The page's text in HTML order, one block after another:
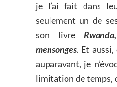
je l’ai fait dans
seulement un de
son livre
mensonges. Et aussi,
auparavant, je
limitation de temps,